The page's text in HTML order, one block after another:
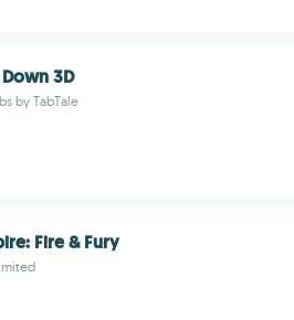
3D
by TabTale
Fire & Fury